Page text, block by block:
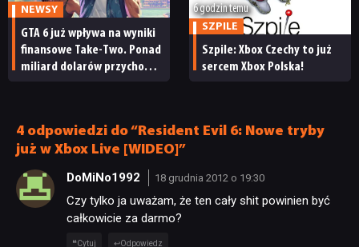
SKLEP
NEWSY
GTA 6 już wpływa na wyniki
finansowe Take-Two. Ponad
miliard dolarów przychodu
6 godzin temu
SZPILE
Szpile: Xbox Czechy to już
sercem Xbox Polska!
4 odpowiedzi do “Resident Evil 6: Nowe tryby
już w Xbox Live [WIDEO]”
DoMiNo1992 18 grudnia 2012 o 19:30
Czy tylko ja uważam, że ten cały shit powinien być
całkowicie za darmo?
Cytuj Odpowiedz